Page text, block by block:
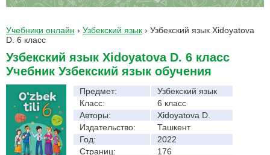
Учебники онлайн › Узбекский язык › Узбекский язык Xidoyatova
D. 6 класс
Узбекский язык Xidoyatova D. 6 класс
Учебник Узбекский язык обучения
Предмет:
Узбекский язык
Класс:
6 класс
Авторы:
Xidoyatova D.
Издательство:
Ташкент
Год:
2022
Страниц:
176